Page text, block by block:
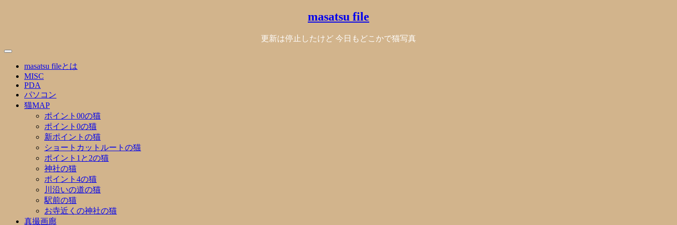
masatsu file
更新は停止したけど 今日もどこかで猫写真
masatsu fileとは
MISC
PDA
パソコン
猫MAP
ポイント00の猫
ポイント0の猫
新ポイントの猫
ショートカットルートの猫
ポイント1と2の猫
神社の猫
ポイント4の猫
川沿いの道の猫
駅前の猫
お寺近くの神社の猫
真撮画廊